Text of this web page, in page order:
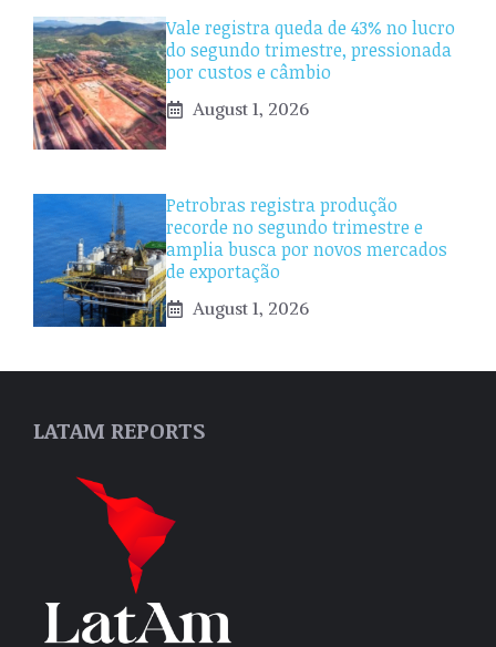
Vale registra queda de 43% no lucro
do segundo trimestre, pressionada
por custos e câmbio
August 1, 2026
Petrobras registra produção
recorde no segundo trimestre e
amplia busca por novos mercados
de exportação
August 1, 2026
LATAM REPORTS